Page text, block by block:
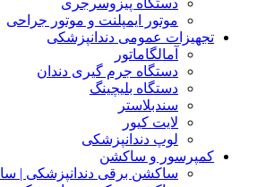
دستگاه پیزوسرجری
موتور ایمپلنت و موتور جراحی
تجهیزات عمومی دندانپزشکی
آمالگاماتور
دستگاه جرم گیری دندان
دستگاه بلیچینگ
سندبلاستر
لایت کیور
لوپ دندانپزشکی
کمپرسور و ساکشن
ساکشن برقی دندانپزشکی |